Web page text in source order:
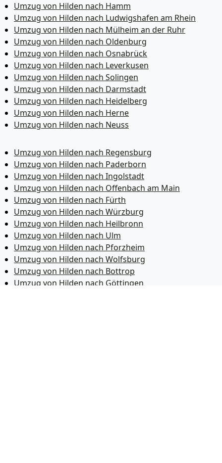
Umzug von Hilden nach Hamm
Umzug von Hilden nach Ludwigshafen am Rhein
Umzug von Hilden nach Mülheim an der Ruhr
Umzug von Hilden nach Oldenburg
Umzug von Hilden nach Osnabrück
Umzug von Hilden nach Leverkusen
Umzug von Hilden nach Solingen
Umzug von Hilden nach Darmstadt
Umzug von Hilden nach Heidelberg
Umzug von Hilden nach Herne
Umzug von Hilden nach Neuss
Umzug von Hilden nach Regensburg
Umzug von Hilden nach Paderborn
Umzug von Hilden nach Ingolstadt
Umzug von Hilden nach Offenbach am Main
Umzug von Hilden nach Fürth
Umzug von Hilden nach Würzburg
Umzug von Hilden nach Heilbronn
Umzug von Hilden nach Ulm
Umzug von Hilden nach Pforzheim
Umzug von Hilden nach Wolfsburg
Umzug von Hilden nach Bottrop
Umzug von Hilden nach Göttingen